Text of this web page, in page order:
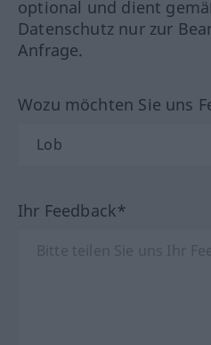
optional und dient
Datenschutz nur zur
Anfrage.
Wozu möchten Sie uns
Ihr Feedback*